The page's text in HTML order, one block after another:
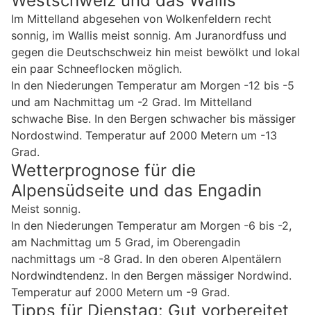
Im Mittelland abgesehen von Wolkenfeldern recht
sonnig, im Wallis meist sonnig. Am Juranordfuss und
gegen die Deutschschweiz hin meist bewölkt und lokal
ein paar Schneeflocken möglich.
In den Niederungen Temperatur am Morgen -12 bis -5
und am Nachmittag um -2 Grad. Im Mittelland
schwache Bise. In den Bergen schwacher bis mässiger
Nordostwind. Temperatur auf 2000 Metern um -13
Grad.
Wetterprognose für die
Alpensüdseite und das Engadin
Meist sonnig.
In den Niederungen Temperatur am Morgen -6 bis -2,
am Nachmittag um 5 Grad, im Oberengadin
nachmittags um -8 Grad. In den oberen Alpentälern
Nordwindtendenz. In den Bergen mässiger Nordwind.
Temperatur auf 2000 Metern um -9 Grad.
Tipps für Dienstag: Gut vorbereitet